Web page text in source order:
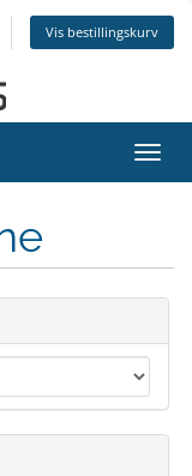
Vis bestillingskurv
Skift